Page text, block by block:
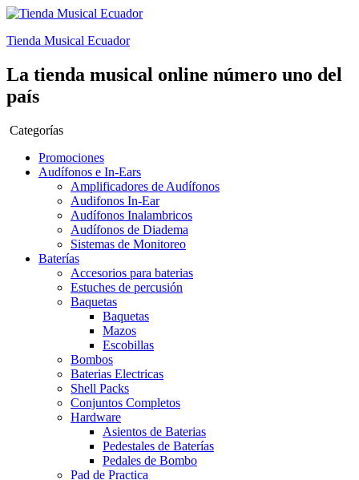
Tienda Musical Ecuador
La tienda musical online número uno del
país
Categorías
Promociones
Audífonos e In-Ears
Amplificadores de Audífonos
Audifonos In-Ear
Audífonos Inalambricos
Audífonos de Diadema
Sistemas de Monitoreo
Baterías
Accesorios para baterias
Estuches de percusión
Baquetas
Baquetas
Mazos
Escobillas
Bombos
Baterias Electricas
Shell Packs
Conjuntos Completos
Hardware
Asientos de Baterias
Pedestales de Baterías
Pedales de Bombo
Pad de Practica